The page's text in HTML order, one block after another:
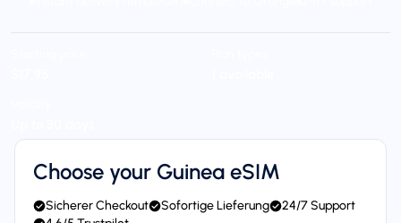
Choose your Guinea eSIM
Sicherer Checkout Sofortige Lieferung
24/7 Support